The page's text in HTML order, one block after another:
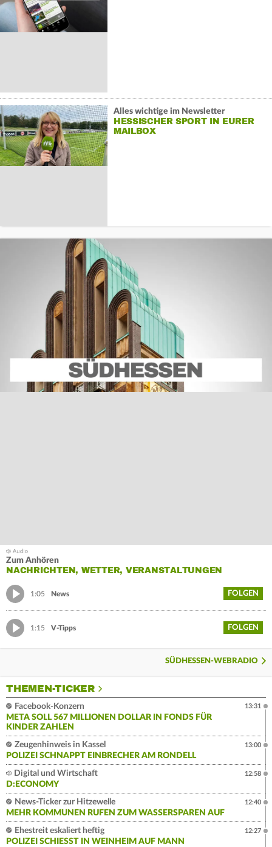
Alles wichtige im Newsletter
HESSISCHER SPORT IN EURER
MAILBOX
Zum Anhören
NACHRICHTEN, WETTER, VERANSTALTUNGEN
1:05 News FOLGEN
1:15 V-Tipps FOLGEN
SÜDHESSEN-WEBRADIO
THEMEN-TICKER
Facebook-Konzern
META SOLL 567 MILLIONEN DOLLAR IN FONDS FÜR
KINDER ZAHLEN
13:31
Zeugenhinweis in Kassel
POLIZEI SCHNAPPT EINBRECHER AM RONDELL
13:00
Digital und Wirtschaft
D:ECONOMY
12:58
News-Ticker zur Hitzewelle
MEHR KOMMUNEN RUFEN ZUM WASSERSPAREN AUF
12:40
Ehestreit eskaliert heftig
POLIZEI SCHIESST IN WEINHEIM AUF MANN
12:27